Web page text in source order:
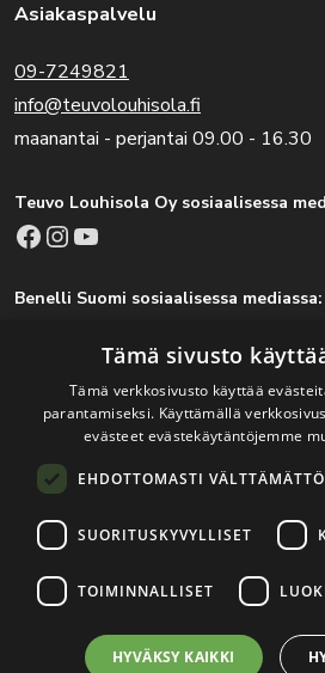
Asiakaspalvelu
09-7249821
info@teuvolouhisola.fi
maanantai - perjantai 09.00 - 16.30
Teuvo Louhisola Oy sosiaalisessa
Facebook Instagram YouTube
Benelli Suomi sosiaalisessa mediassa:
Tärkeitä linkkejä
Rekisteri- ja tietosuojaseloste
Jälleenmyyjät
Tapahtumat
Tämä sivusto
Tämä verkkosivusto käyttää
parantamiseksi. Käyttämällä
evästeet evästekäytäntöjemme
EHDOTTOMASTI
SUORITUSKYVYLLISET
TOIMINNALLISET
HYVÄKSY KAIKKI